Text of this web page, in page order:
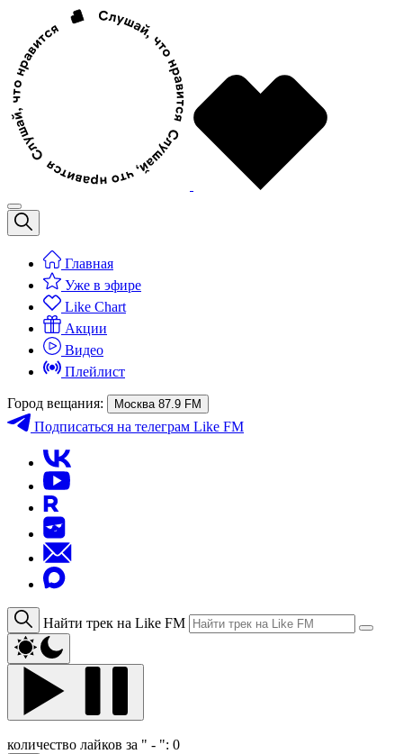
Главная
Уже в эфире
Like Chart
Акции
Видео
Плейлист
Город вещания: Москва 87.9 FM
Подписаться на телеграм Like FM
Найти трек на Like FM
количество лайков за " - ": 0